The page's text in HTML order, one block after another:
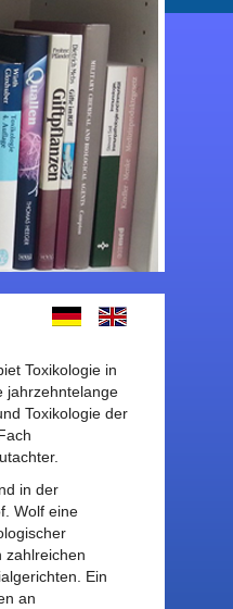
Toxikologie in
jahrzehntelange
Toxikologie der
in der
Wolf eine
zahlreichen
Ein
an